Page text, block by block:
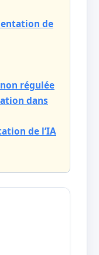
de
régulée
dans
de l’IA